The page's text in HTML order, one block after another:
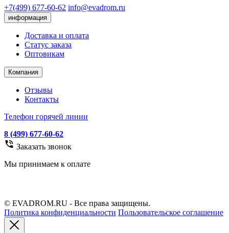
+7(499) 677-60-62 info@evadrom.ru
информация
Доставка и оплата
Статус заказа
Оптовикам
Компания
Отзывы
Контакты
Телефон горячей линии
8 (499) 677-60-62
Заказать звонок
Мы принимаем к оплате
© EVADROM.RU - Все права защищены.
Политика конфиденциальности Пользовательское соглашение